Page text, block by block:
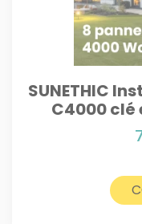
SUNETHIC
C4000 clé